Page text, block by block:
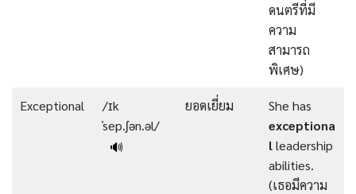
ดนตรีที่มี
ความ
สามารถ
พิเศษ)
Exceptional
/ɪk
ˈsep.ʃən.əl/
🔊
ยอดเยี่ยม
She has
exceptiona
lleadership
abilities.
(เธอมีความ